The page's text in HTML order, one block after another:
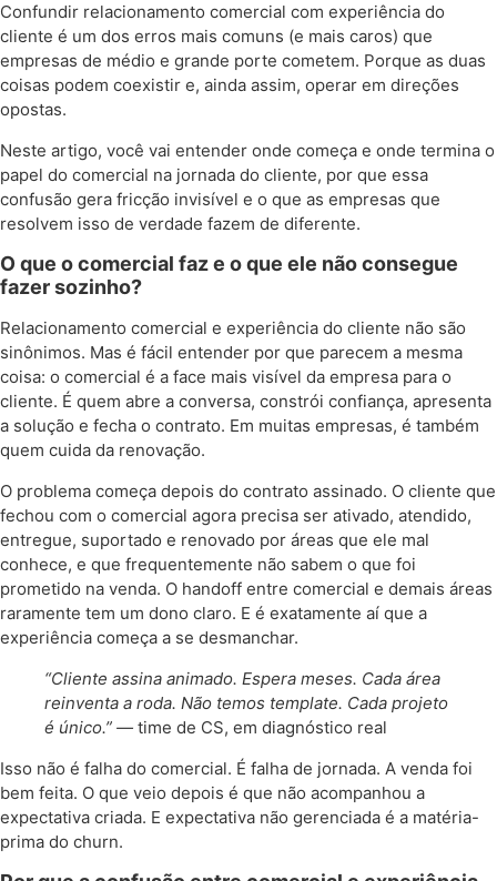
Confundir relacionamento comercial com experiência do
cliente é um dos erros mais comuns (e mais caros) que
empresas de médio e grande porte cometem. Porque as duas
coisas podem coexistir e, ainda assim, operar em direções
opostas.
Neste artigo, você vai entender onde começa e onde termina o
papel do comercial na jornada do cliente, por que essa
confusão gera fricção invisível e o que as empresas que
resolvem isso de verdade fazem de diferente.
O que o comercial faz e o que ele não consegue
fazer sozinho?
Relacionamento comercial e experiência do cliente não são
sinônimos. Mas é fácil entender por que parecem a mesma
coisa: o comercial é a face mais visível da empresa para o
cliente. É quem abre a conversa, constrói confiança, apresenta
a solução e fecha o contrato. Em muitas empresas, é também
quem cuida da renovação.
O problema começa depois do contrato assinado. O cliente que
fechou com o comercial agora precisa ser ativado, atendido,
entregue, suportado e renovado por áreas que ele mal
conhece, e que frequentemente não sabem o que foi
prometido na venda. O handoff entre comercial e demais áreas
raramente tem um dono claro. E é exatamente aí que a
experiência começa a se desmanchar.
“Cliente assina animado. Espera meses. Cada área
reinventa a roda. Não temos template. Cada projeto
é único.” — time de CS, em diagnóstico real
Isso não é falha do comercial. É falha de jornada. A venda foi
bem feita. O que veio depois é que não acompanhou a
expectativa criada. E expectativa não gerenciada é a matéria-
prima do churn.